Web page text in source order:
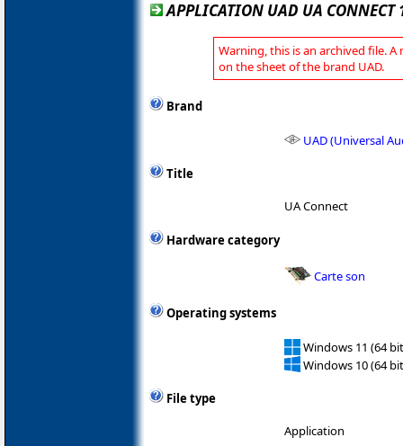
APPLICATION UAD UA CONNECT
Warning, this is an archived file. A
on the sheet of the brand UAD.
Brand
UAD (Universal
Title
UA Connect
Hardware category
Carte son
Operating systems
Windows 11 (64
Windows 10 (64
File type
Application